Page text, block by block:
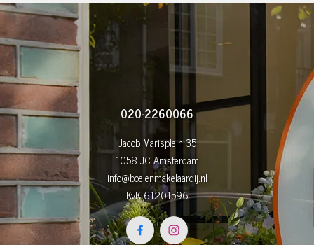
020-2260066
Jacob Marisplein 35
1058 JC Amsterdam
info@boelenmakelaardij.nl
KvK 61201596